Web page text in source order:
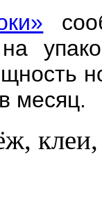
на
месяц.
клеи,